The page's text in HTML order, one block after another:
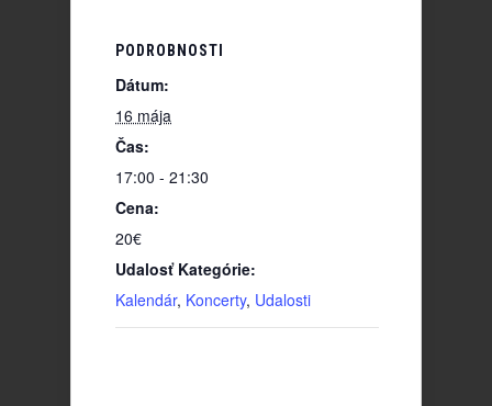
PODROBNOSTI
Dátum:
16 mája
Čas:
17:00 - 21:30
Cena:
20€
Udalosť Kategórie:
Kalendár, Koncerty, Udalosti